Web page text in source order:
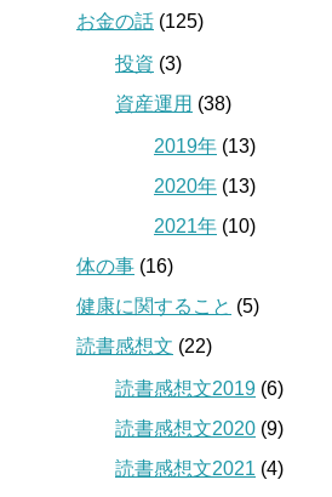
お金の話 (125)
投資 (3)
資産運用 (38)
2019年 (13)
2020年 (13)
2021年 (10)
体の事 (16)
健康に関すること (5)
読書感想文 (22)
読書感想文2019 (6)
読書感想文2020 (9)
読書感想文2021 (4)